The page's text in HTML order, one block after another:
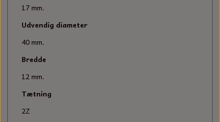
17 mm.
Udvendig diameter
40 mm.
Bredde
12 mm.
Tætning
2Z